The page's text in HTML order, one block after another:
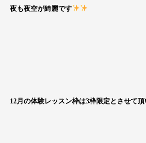
夜も夜空が綺麗です
12月の体験レッスン枠は3枠限定とさせて頂